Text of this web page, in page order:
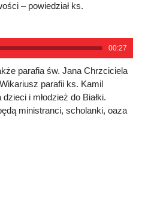
– powiedział ks.
00:27
parafia św. Jana Chrzciciela
parafii ks. Kamil
i młodzież do Białki.
ministranci, scholanki, oaza